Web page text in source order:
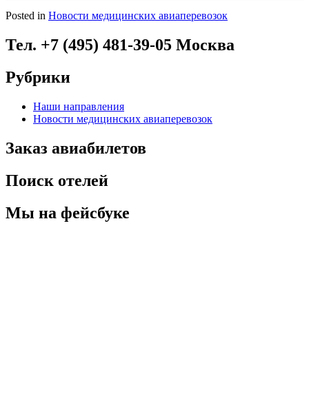
Posted in Новости медицинских авиаперевозок
Тел. +7 (495) 481-39-05 Москва
Рубрики
Наши направления
Новости медицинских авиаперевозок
Заказ авиабилетов
Поиск отелей
Мы на фейсбуке